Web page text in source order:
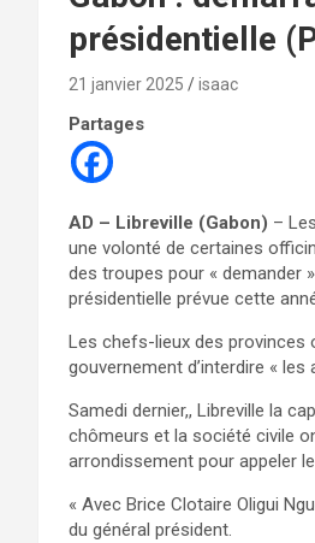
présidentielle
21 janvier 2025 isaac
Partages
AD – Libreville (Gabon) –
une volonté de certaines
des troupes pour « demander
présidentielle prévue cette
Les chefs-lieux des provinces
gouvernement d’interdire « les
Samedi dernier,, Libreville la
chômeurs et la société civile
arrondissement pour appeler
« Avec Brice Clotaire Oligui
du général président.